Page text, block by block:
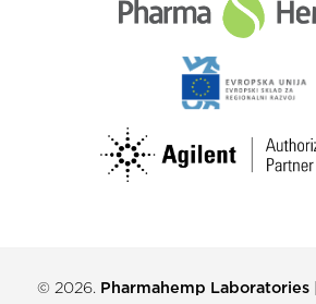
© 2026. Pharmahemp Laboratories|